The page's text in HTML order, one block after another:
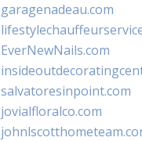
garagenadeau.com
EverNewNails.com
salvatoresinpoint.com
jovialfloralco.com